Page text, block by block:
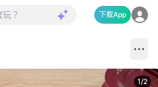
下載App
1/2